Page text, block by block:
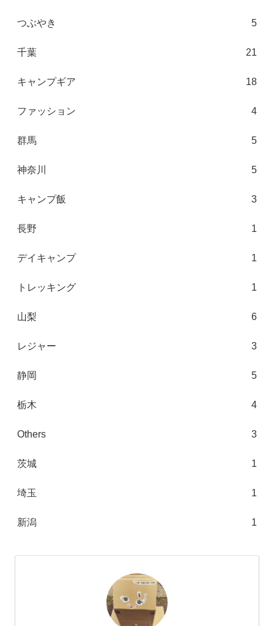
つぶやき 5
千葉 21
キャンプギア 18
ファッション 4
群馬 5
神奈川 5
キャンプ飯 3
長野 1
デイキャンプ 1
トレッキング 1
山梨 6
レジャー 3
静岡 5
栃木 4
Others 3
茨城 1
埼玉 1
新潟 1